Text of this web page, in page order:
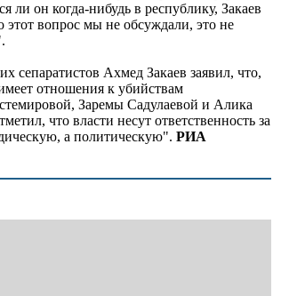
ли он когда-нибудь в республику, Закаев
этот вопрос мы не обсуждали, это не
сепаратистов Ахмед Закаев заявил, что,
отношения к убийствам
Заремы Садулаевой и Алика
что власти несут ответственность за
а политическую". РИА